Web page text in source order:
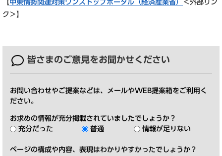
【 中東情勢関連対策ワンストップポータル（経済産業省）
＜外部リン
ク＞ 】
皆さまのご意見をお聞かせください
お問い合わせやご提案などは、メールやWEB提案箱をご利用く
ださい。
お求めの情報が充分掲載されていましたでしょうか？
充分だった
普通 情報が足りない
ページの構成や内容、表現はわかりやすかったでしょうか？